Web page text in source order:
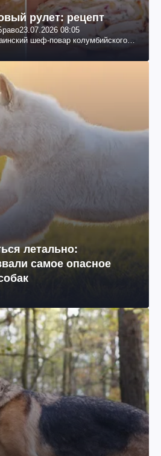
рулет: рецепт
23.07.2026 08:05
шеф-повар колумбийского
летально:
самое опасное